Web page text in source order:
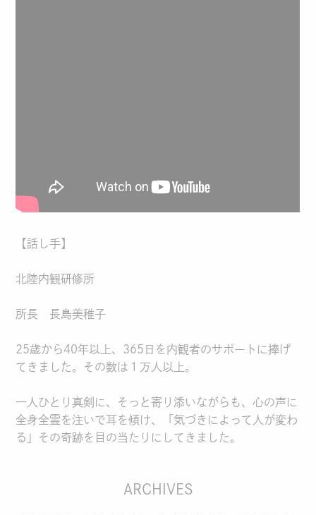
【話し手】
北陸内観研修所
所長 長島美稚子
25歳から40年以上、365日を内観者のサポートに捧げ
てきました。その数は１万人以上。
一人ひとり真剣に、そっと寄り添いながらも、心の声に
全身全霊を注いで耳を傾け、「気づきによって人が変わ
る」その奇跡を目の当たりにしてきました。
ARCHIVES